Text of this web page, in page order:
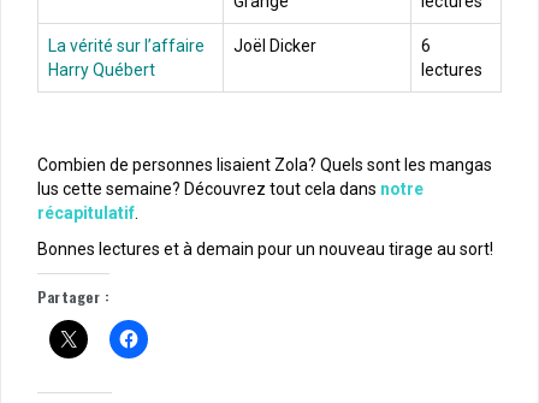
La vérité sur l’affaire
Harry Québert
Joël Dicker
6
lectures
Combien de personnes lisaient Zola? Quels sont les mangas
lus cette semaine? Découvrez tout cela dans notre
récapitulatif
Bonnes lectures et à demain pour un nouveau tirage au sort!
Partager :